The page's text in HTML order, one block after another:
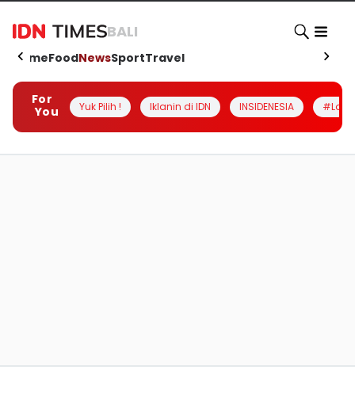
BALI
HomeFoodNewsSportTravel
For
You
Yuk Pilih ! Iklanin di IDN INSIDENESIA